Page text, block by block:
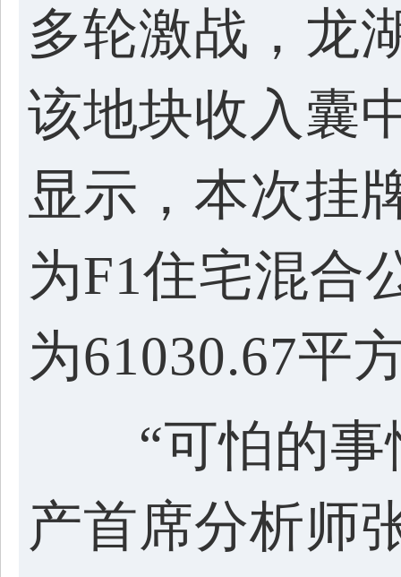
多轮激战，龙
该地块收入囊
显示，本次挂
为F1住宅混合
为61030.67平
“可怕的事
产首席分析师